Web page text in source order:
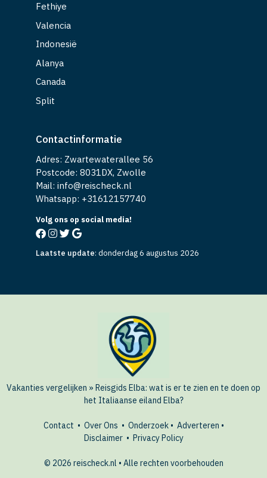
Fethiye
Valencia
Indonesië
Alanya
Canada
Split
Contactinformatie
Adres: Zwartewaterallee 56
Postcode: 8031DX, Zwolle
Mail: info@reischeck.nl
Whatsapp: +31612157740
Volg ons op social media!
Laatste update: donderdag 6 augustus 2026
Vakanties vergelijken » Reisgids Elba: wat is er te zien en te doen op
het Italiaanse eiland Elba?
Contact • Over Ons • Onderzoek• Adverteren •
Disclaimer• Privacy Policy
© 2026 reischeck.nl • Alle rechten voorbehouden